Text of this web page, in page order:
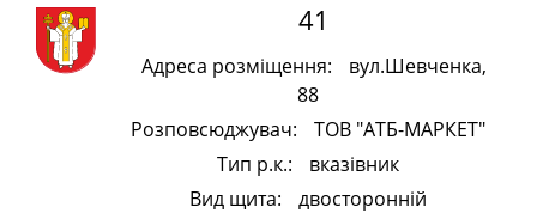
41
Адреса розміщення:
вул.Шевченка,
88
Розповсюджувач:
ТОВ "АТБ-МАРКЕТ"
Тип р.к.:
вказівник
Вид щита:
двосторонній